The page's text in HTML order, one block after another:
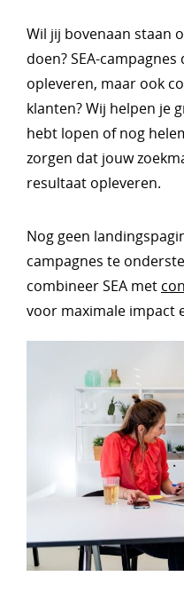
Wil jij bovenaan staan
doen? SEA-
opleveren, maar ook
klanten? Wij helpen je
hebt lopen of nog
zorgen dat jouw
resultaat opleveren.
Nog geen
campagnes te
combineer SEA met
voor maximale impact